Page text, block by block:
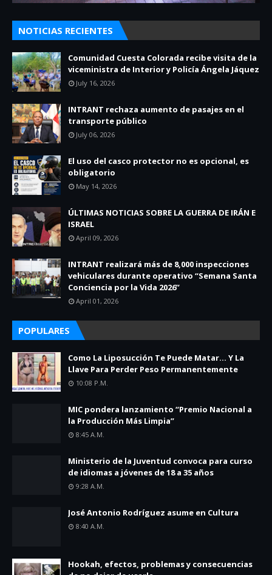
NOTICIAS RECIENTES
Comunidad Cuesta Colorada recibe visita de la
viceministra de Interior y Policía Ángela Jáquez
July 16, 2026
INTRANT rechaza aumento de pasajes en el
transporte público
July 06, 2026
El uso del casco protector no es opcional, es
obligatorio
May 14, 2026
ÚLTIMAS NOTICIAS SOBRE LA GUERRA DE IRÁN E
ISRAEL
April 09, 2026
INTRANT realizará más de 8,000 inspecciones
vehiculares durante operativo “Semana Santa
Conciencia por la Vida 2026”
April 01, 2026
POPULARES
Como La Liposucción Te Puede Matar… Y La
Llave Para Perder Peso Permanentemente
10:08 P.m.
MIC pondera lanzamiento “Premio Nacional a
la Producción Más Limpia”
8:45 A.m.
Ministerio de la Juventud convoca para curso
de idiomas a jóvenes de 18 a 35 años
9:28 A.m.
José Antonio Rodríguez asume en Cultura
8:40 A.m.
Hookah, efectos, problemas y consecuencias